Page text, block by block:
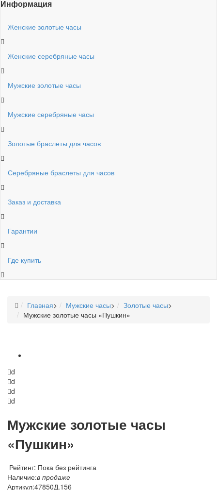
Информация
Женские золотые часы
Женские серебряные часы
Мужские золотые часы
Мужские серебряные часы
Золотые браслеты для часов
Серебряные браслеты для часов
Заказ и доставка
Гарантии
Где купить
Главная> Мужские часы> Золотые часы>
Мужские золотые часы «Пушкин»
d
d
d
d
Мужские золотые часы
«Пушкин»
Рейтинг: Пока без рейтинга
Наличие:в продаже
Артикул:47850Д.156